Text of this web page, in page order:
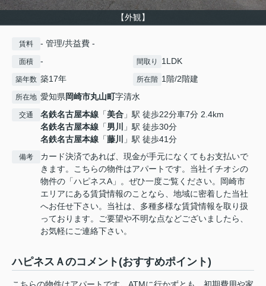
【外観】
賃料 - 管理/共益費 -
面積 - 間取り 1LDK
築年数 築17年 所在階 1階/2階建
所在地 愛知県岡崎市丸山町字清水
交通 名鉄名古屋本線 「美合 」駅 徒歩22分車7分 2.4km
名鉄名古屋本線 「男川
」駅 徒歩30分
名鉄名古屋本線 「藤川 」駅 徒歩41分
備考
カード決済であれば、現金が手元になくてもお支払いで
きます。こちらの物件はアパートです。当社イチオシの
物件の「ハピネスA」。ぜひ一度ご覧ください。岡崎市
エリアにある賃貸情報のことなら、地域に密着した当社
へお任せ下さい。当社は、多種多様な賃貸情報を取り扱
っております。ご要望や不明な点などございましたら、
お気軽にご連絡下さい。
ハピネスＡのコメント(おすすめポイント)